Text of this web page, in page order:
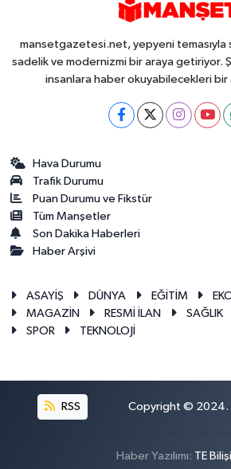
mansetgazetesi.net, yepyeni temasıyla
sadelik ve modernizmi bir araya getiriyor.
insanlara haber okuyabilecekleri bir
Hava Durumu
Trafik Durumu
Puan Durumu ve Fikstür
Tüm Manşetler
Son Dakika Haberleri
Haber Arşivi
ASAYİŞ DÜNYA EĞİTİM
MAGAZİN
RESMİ İLAN SAĞLIK
SPOR
TEKNOLOJİ
RSS Copyright © 2024.
Haber Yazılımı: TE